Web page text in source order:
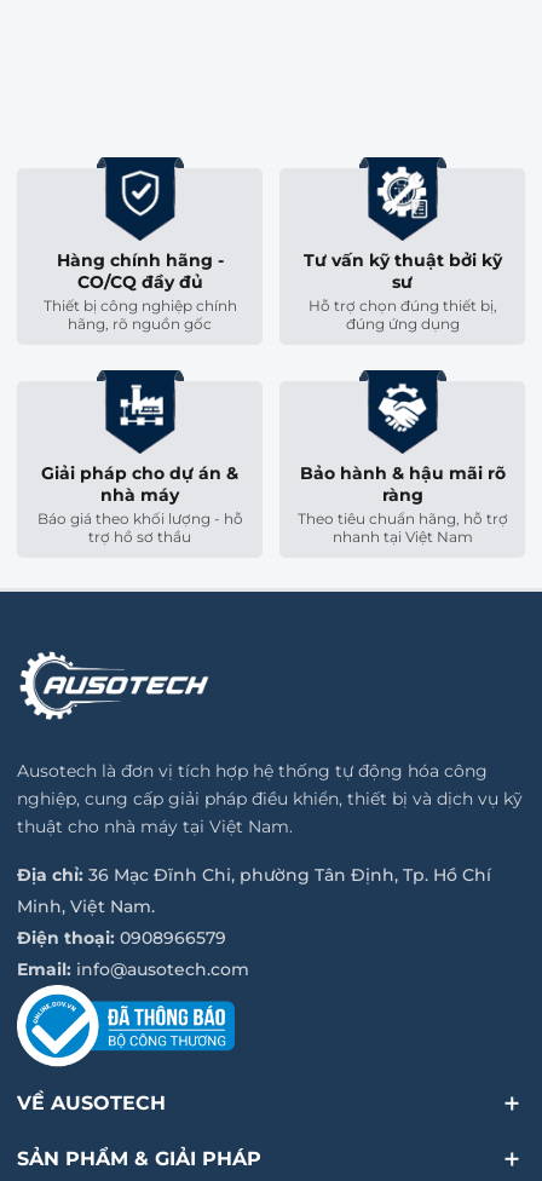
Hàng chính hãng -
CO/CQ đầy đủ
Thiết bị công nghiệp chính
hãng, rõ nguồn gốc
Tư vấn kỹ thuật bởi kỹ
sư
Hỗ trợ chọn đúng thiết bị,
đúng ứng dụng
Giải pháp cho dự án &
nhà máy
Báo giá theo khối lượng - hỗ
trợ hồ sơ thầu
Bảo hành & hậu mãi rõ
ràng
Theo tiêu chuẩn hãng, hỗ trợ
nhanh tại Việt Nam
Ausotech là đơn vị tích hợp hệ thống tự động hóa công
nghiệp, cung cấp giải pháp điều khiển, thiết bị và dịch vụ kỹ
thuật cho nhà máy tại Việt Nam.
Địa chỉ: 36 Mạc Đĩnh Chi, phường Tân Định, Tp. Hồ Chí
Minh, Việt Nam.
Điện thoại: 0908966579
Email: info@ausotech.com
VỀ AUSOTECH
SẢN PHẨM & GIẢI PHÁP